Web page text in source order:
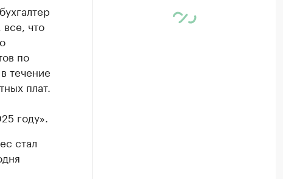
что
по
течение
плат.
году».
стал